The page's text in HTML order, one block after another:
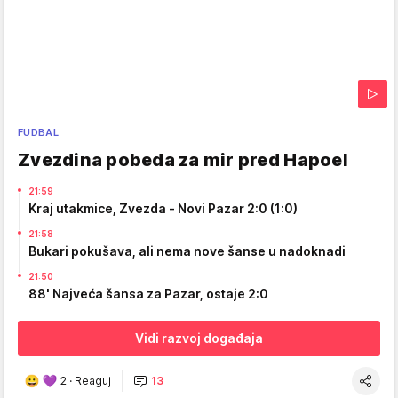
FUDBAL
Zvezdina pobeda za mir pred Hapoel
21:59
Kraj utakmice, Zvezda - Novi Pazar 2:0 (1:0)
21:58
Bukari pokušava, ali nema nove šanse u nadoknadi
21:50
88' Najveća šansa za Pazar, ostaje 2:0
Vidi razvoj događaja
2 · Reaguj 13